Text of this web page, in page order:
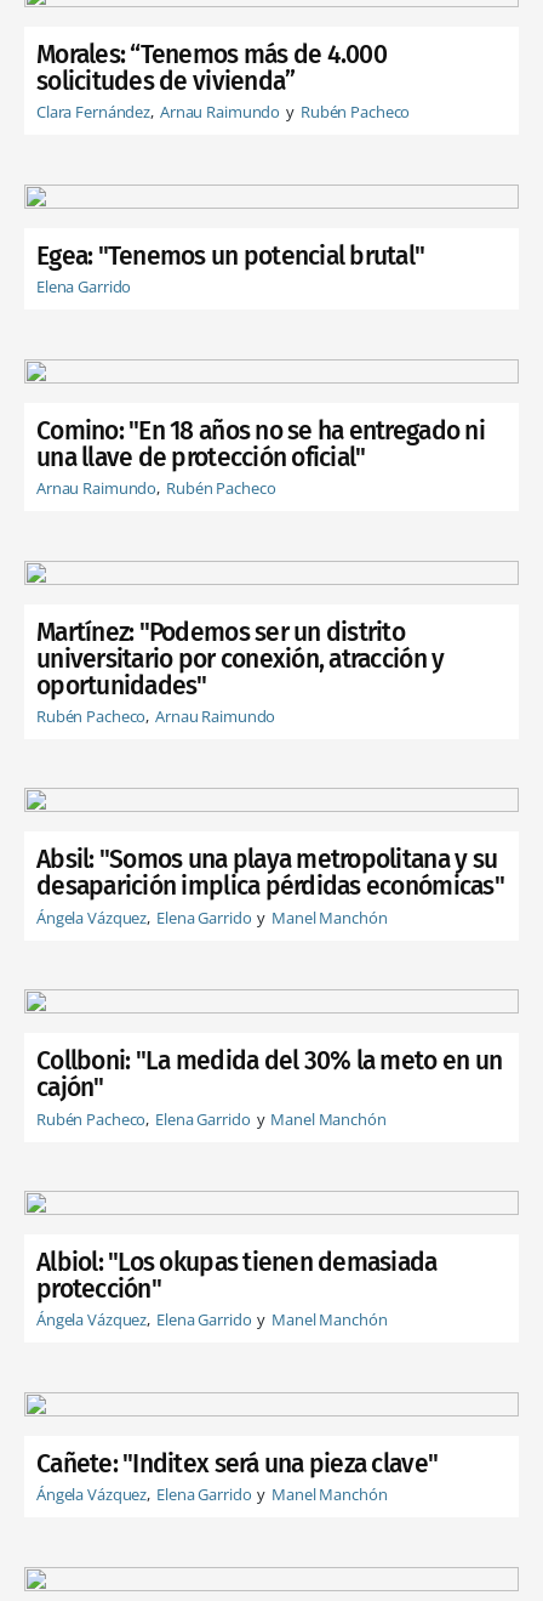
Morales: “Tenemos más de 4.000
solicitudes de vivienda”
Clara Fernández Arnau Raimundo Rubén Pacheco
Egea: "Tenemos un potencial brutal"
Elena Garrido
Comino: "En 18 años no se ha entregado ni
una llave de protección oficial"
Arnau Raimundo Rubén Pacheco
Martínez: "Podemos ser un distrito
universitario por conexión, atracción y
oportunidades"
Rubén Pacheco Arnau Raimundo
Absil: "Somos una playa metropolitana y su
desaparición implica pérdidas económicas"
Ángela Vázquez Elena Garrido Manel Manchón
Collboni: "La medida del 30% la meto en un
cajón"
Rubén Pacheco Elena Garrido Manel Manchón
Albiol: "Los okupas tienen demasiada
protección"
Ángela Vázquez Elena Garrido Manel Manchón
Cañete: "Inditex será una pieza clave"
Ángela Vázquez Elena Garrido Manel Manchón